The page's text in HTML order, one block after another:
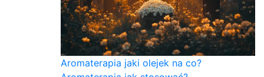
Aromaterapia jaki olejek na co?